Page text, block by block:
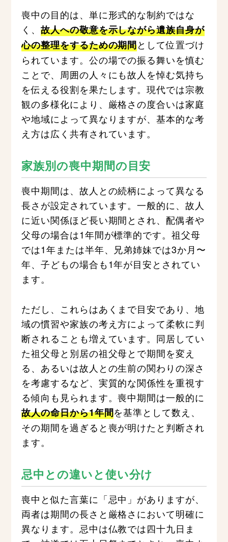
喪中の目的は、単に形式的な制約ではな
く、故人への敬意を示しながら遺族自身が
心の整理をするための期間として位置づけ
られています。公の場での振る舞いを慎む
ことで、周囲の人々にも故人を悼む気持ち
を伝える役割を果たします。現代では宗教
観の多様化により、厳格さの度合いは家庭
や地域によって異なりますが、基本的な考
え方は広く共有されています。
家族別の喪中期間の目安
喪中期間は、故人との続柄によって異なる
長さが設定されています。一般的に、故人
に近い関係ほど長い期間とされ、配偶者や
父母の場合は1年間が標準的です。祖父母
では1年または半年、兄弟姉妹では3か月〜
年、子どもの場合も1年が目安とされてい
ます。
ただし、これらはあくまで目安であり、地
域の慣習や家族の考え方によって柔軟に判
断されることも増えています。同居してい
た祖父母と別居の祖父母とで期間を変え
る、あるいは故人との生前の関わりの深さ
を考慮するなど、実質的な関係性を重視す
る傾向も見られます。喪中期間は一般的に
故人の命日から1年間を基準として数え、
その期間を過ぎると喪が明けたと判断され
ます。
忌中との違いと使い分け
喪中と似た言葉に「忌中」がありますが、
両者は期間の長さと厳格さにおいて明確に
異なります。忌中は仏教では四十九日ま